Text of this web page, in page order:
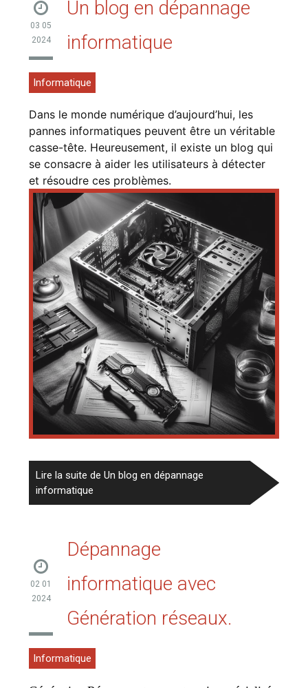
03 05
2024
Un blog en dépannage
informatique
Informatique
Dans le monde numérique d’aujourd’hui, les
pannes informatiques peuvent être un véritable
casse-tête. Heureusement, il existe un blog qui
se consacre à aider les utilisateurs à détecter
et résoudre ces problèmes.
Lire la suite de Un blog en dépannage
informatique
02 01
2024
Dépannage
informatique avec
Génération réseaux.
Informatique